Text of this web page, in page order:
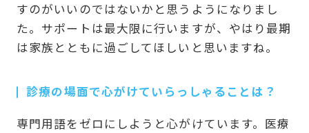
すのがいいのではないかと思うようになりまし
た。サポートは最大限に行いますが、やはり最期
は家族とともに過ごしてほしいと思いますね。
診療の場面で心がけていらっしゃることは？
専門用語をゼロにしようと心がけています。医療